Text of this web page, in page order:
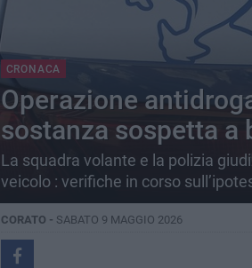
CRONACA
Operazione
sostanza sospetta a
La squadra volante e la polizia
veicolo : verifiche in corso
CORATO - SABATO 9 MAGGIO 2026